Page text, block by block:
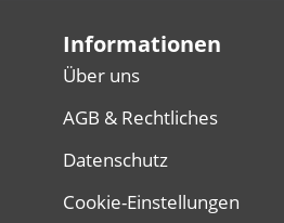
Informationen
Über uns
AGB & Rechtliches
Datenschutz
Cookie-Einstellungen